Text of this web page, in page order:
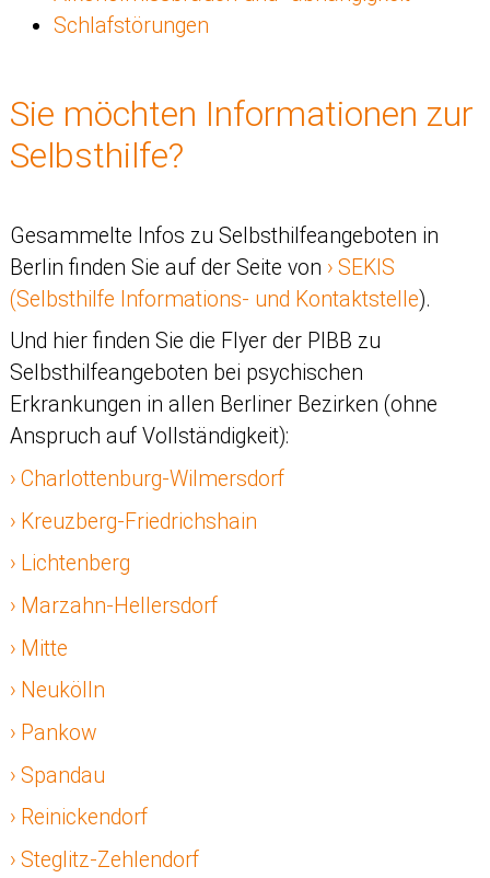
Schlafstörungen
Sie möchten Informationen zur
Selbsthilfe?
Gesammelte Infos zu Selbsthilfeangeboten in
Berlin finden Sie auf der Seite von
SEKIS
(Selbsthilfe Informations- und Kontaktstelle).
Und hier finden Sie die Flyer der PIBB zu
Selbsthilfeangeboten bei psychischen
Erkrankungen in allen Berliner Bezirken (ohne
Anspruch auf Vollständigkeit):
Charlottenburg-Wilmersdorf
Kreuzberg-Friedrichshain
Lichtenberg
Marzahn-Hellersdorf
Mitte
Neukölln
Pankow
Spandau
Reinickendorf
Steglitz-Zehlendorf